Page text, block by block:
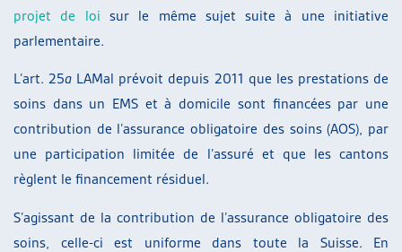
projet de loi sur le même sujet suite à une initiative
parlementaire.
L’art. 25a LAMal prévoit depuis 2011 que les prestations de
soins dans un EMS et à domicile sont financées par une
contribution de l’assurance obligatoire des soins (AOS), par
une participation limitée de l’assuré et que les cantons
règlent le financement résiduel.
S’agissant de la contribution de l’assurance obligatoire des
soins, celle-ci est uniforme dans toute la Suisse. En